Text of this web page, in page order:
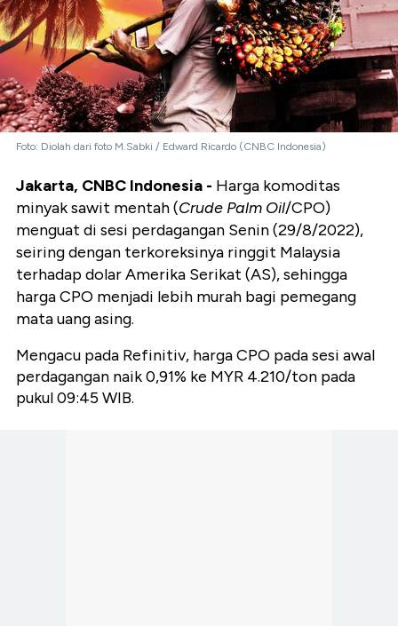
Foto: Diolah dari foto M.Sabki / Edward Ricardo (CNBC Indonesia)
Jakarta, CNBC Indonesia - Harga komoditas
minyak sawit mentah (Crude Palm Oil/CPO)
menguat di sesi perdagangan Senin (29/8/2022),
seiring dengan terkoreksinya ringgit Malaysia
terhadap dolar Amerika Serikat (AS), sehingga
harga CPO menjadi lebih murah bagi pemegang
mata uang asing.
Mengacu pada Refinitiv, harga CPO pada sesi awal
perdagangan naik 0,91% ke MYR 4.210/ton pada
pukul 09:45 WIB.